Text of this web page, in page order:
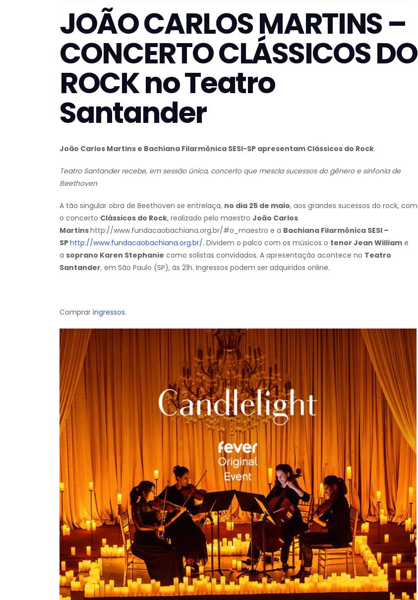
JOÃO CARLOS MARTINS –
CONCERTO CLÁSSICOS DO
ROCK no Teatro
Santander
João Carlos Martins e Bachiana Filarmônica SESI-SP apresentam Clássicos do Rock
Teatro Santander recebe, em sessão única, concerto que mescla sucessos do gênero e sinfonia de
Beethoven
A tão singular obra de Beethoven se entrelaça, no dia 25 de maio, aos grandes sucessos do rock, com
o concerto Clássicos do Rock, realizado pelo maestro João Carlos
Martinshttp://www.fundacaobachiana.org.br/#o_maestro e a Bachiana Filarmônica SESI –
SPhttp://www.fundacaobachiana.org.br/. Dividem o palco com os músicos o tenor Jean William e
a soprano Karen Stephanie como solistas convidados. A apresentação acontece no Teatro
Santander, em São Paulo (SP), às 21h. Ingressos podem ser adquiridos online.
Comprar ingressos.